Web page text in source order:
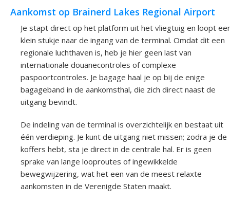
Aankomst op Brainerd Lakes Regional Airport
Je stapt direct op het platform uit het vliegtuig en loopt
klein stukje naar de ingang van de terminal. Omdat dit een
regionale luchthaven is, heb je hier geen last van
internationale douanecontroles of complexe
paspoortcontroles. Je bagage haal je op bij de enige
bagageband in de aankomsthal, die zich direct naast de
uitgang bevindt.
De indeling van de terminal is overzichtelijk en bestaat uit
één verdieping. Je kunt de uitgang niet missen; zodra je de
koffers hebt, sta je direct in de centrale hal. Er is geen
sprake van lange looproutes of ingewikkelde
bewegwijzering, wat het een van de meest relaxte
aankomsten in de Verenigde Staten maakt.